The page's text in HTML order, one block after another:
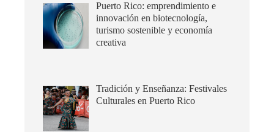
Puerto Rico: emprendimiento e
innovación en biotecnología,
turismo sostenible y economía
creativa
Tradición y Enseñanza: Festivales
Culturales en Puerto Rico